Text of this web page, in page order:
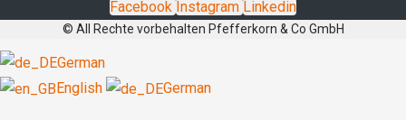
Facebook Instagram Linkedin
© All Rechte vorbehalten Pfefferkorn & Co GmbH
German
English
German